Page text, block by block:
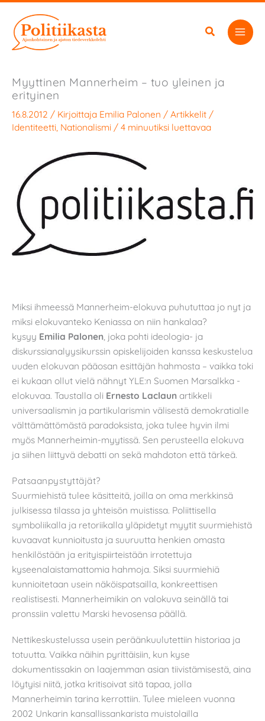
sisältöön
Myyttinen Mannerheim – tuo yleinen ja
erityinen
16.8.2012 / Kirjoittaja Emilia Palonen / Artikkelit /
Identiteetti Nationalismi / 4 minuutiksi luettavaa
Miksi ihmeessä Mannerheim-elokuva puhututtaa jo nyt ja
miksi elokuvanteko Keniassa on niin hankalaa?
kysyy Emilia Palonen, joka pohti ideologia- ja
diskurssianalyysikurssin opiskelijoiden kanssa keskustelua
uuden elokuvan pääosan esittäjän hahmosta – vaikka toki
ei kukaan ollut vielä nähnyt YLE:n Suomen Marsalkka -
elokuvaa. Taustalla oli Ernesto Laclaun artikkeli
universaalismin ja partikularismin välisestä demokratialle
välttämättömästä paradoksista, joka tulee hyvin ilmi
myös Mannerheimin-myytissä. Sen perusteella elokuva
ja siihen liittyvä debatti on sekä mahdoton että tärkeä.
Patsaanpystyttäjät?
Suurmiehistä tulee käsitteitä, joilla on oma merkkinsä
julkisessa tilassa ja yhteisön muistissa. Poliittisella
symboliikalla ja retoriikalla yläpidetyt myytit suurmiehistä
kuvaavat kunnioitusta ja suuruutta henkien omasta
henkilöstään ja erityispiirteistään irrotettuja
kyseenalaistamattomia hahmoja. Siksi suurmiehiä
kunnioitetaan usein näköispatsailla, konkreettisen
realistisesti. Mannerheimikin on valokuva seinällä tai
pronssiin valettu Marski hevosensa päällä.
Nettikeskustelussa usein peräänkuulutettiin historiaa ja
totuutta. Vaikka näihin pyrittäisiin, kun kyse
dokumentissakin on laajemman asian tiivistämisestä, aina
löytyisi niitä, jotka kritisoivat sitä tapaa, jolla
Mannerheimin tarina kerrottiin. Tulee mieleen vuonna
2002 Unkarin kansallissankarista muistolailla